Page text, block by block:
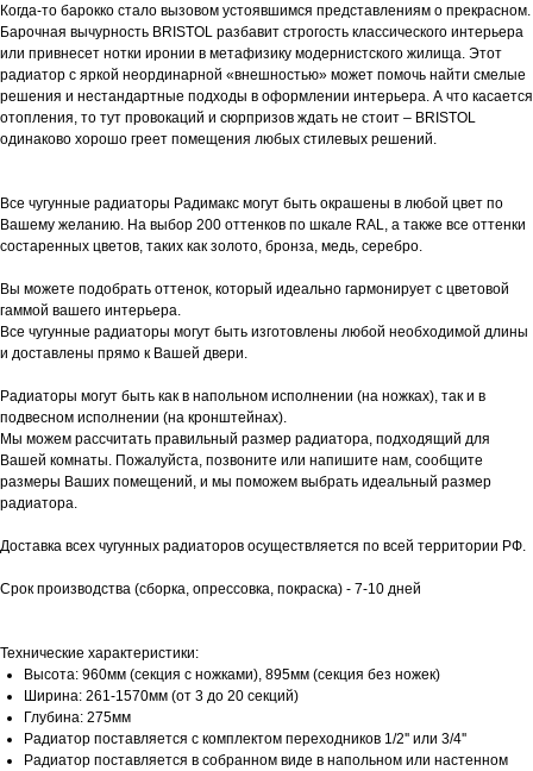
Когда-то барокко стало вызовом устоявшимся представлениям о прекрасном.
Барочная вычурность BRISTOL разбавит строгость классического интерьера
или привнесет нотки иронии в метафизику модернистского жилища. Этот
радиатор с яркой неординарной «внешностью» может помочь найти смелые
решения и нестандартные подходы в оформлении интерьера. А что касается
отопления, то тут провокаций и сюрпризов ждать не стоит – BRISTOL
одинаково хорошо греет помещения любых стилевых решений.
Все чугунные радиаторы Радимакс могут быть окрашены в любой цвет по
Вашему желанию. На выбор 200 оттенков по шкале RAL, а также все оттенки
состаренных цветов, таких как золото, бронза, медь, серебро.
Вы можете подобрать оттенок, который идеально гармонирует с цветовой
гаммой вашего интерьера.
Все чугунные радиаторы могут быть изготовлены любой необходимой длины
и доставлены прямо к Вашей двери.
Радиаторы могут быть как в напольном исполнении (на ножках), так и в
подвесном исполнении (на кронштейнах).
Мы можем рассчитать правильный размер радиатора, подходящий для
Вашей комнаты. Пожалуйста, позвоните или напишите нам, сообщите
размеры Ваших помещений, и мы поможем выбрать идеальный размер
радиатора.
Доставка всех чугунных радиаторов осуществляется по всей территории РФ.
Срок производства (сборка, опрессовка, покраска) - 7-10 дней
Технические характеристики:
Высота: 960мм (секция c ножками), 895мм (секция без ножек)
Ширина: 261-1570мм (от 3 до 20 секций)
Глубина: 275мм
Радиатор поставляется с комплектом переходников 1/2'' или 3/4''
Радиатор поставляется в собранном виде в напольном или настенном